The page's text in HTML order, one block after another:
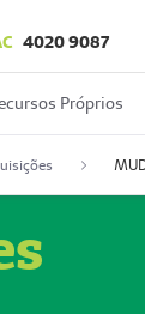
4020 9087
Próprios